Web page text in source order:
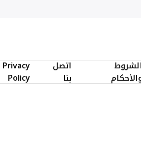
الشروط
اتصل
بنا
Privacy
Policy